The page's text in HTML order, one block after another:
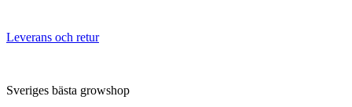
Leverans och retur
Sveriges bästa growshop